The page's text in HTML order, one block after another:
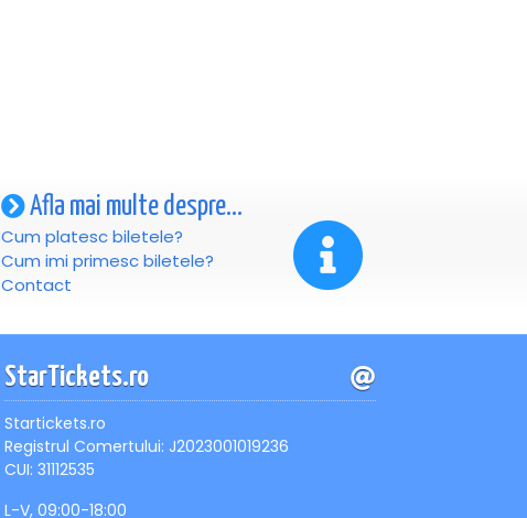
Afla mai multe despre...
Cum platesc biletele?
Cum imi primesc biletele?
Contact
StarTickets.ro
Startickets.ro
Registrul Comertului: J2023001019236
CUI: 31112535
L-V, 09:00-18:00